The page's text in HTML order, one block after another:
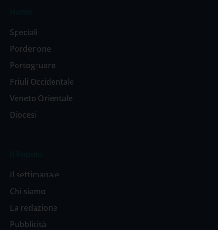
Speciali
Pordenone
Portogruaro
Friuli Occidentale
Veneto Orientale
Diocesi
Il settimanale
Chi siamo
La redazione
Pubblicità